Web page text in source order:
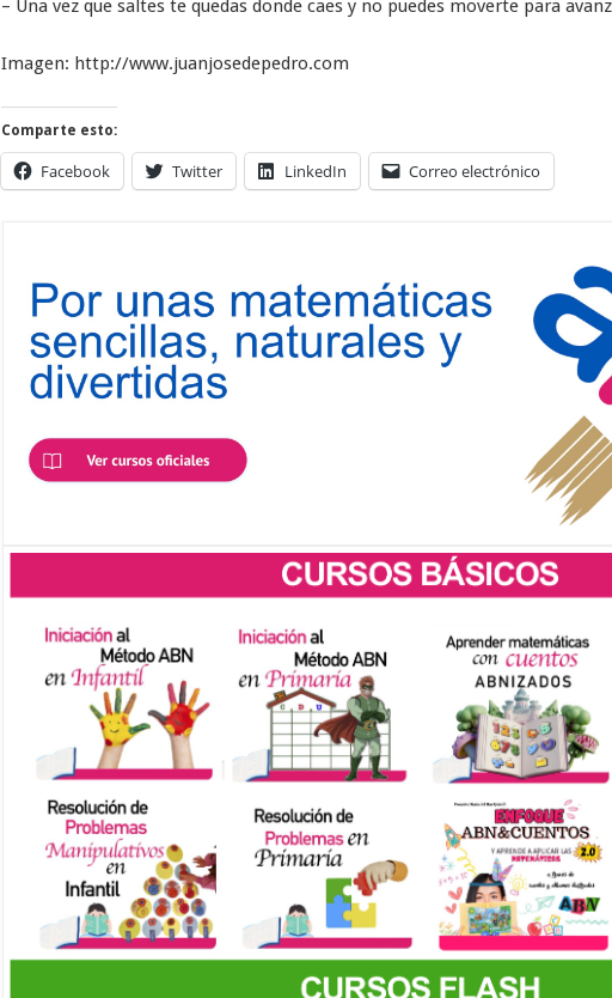
– Una vez que saltes te quedas donde caes y no puedes moverte para
Imagen: http://www.juanjosedepedro.com
Comparte esto:
Facebook Twitter LinkedIn Correo electrónico